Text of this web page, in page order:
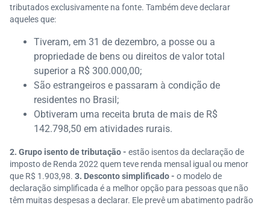
tributados exclusivamente na fonte. Também deve declarar
aqueles que:
Tiveram, em 31 de dezembro, a posse ou a
propriedade de bens ou direitos de valor total
superior a R$ 300.000,00;
São estrangeiros e passaram à condição de
residentes no Brasil;
Obtiveram uma receita bruta de mais de R$
142.798,50 em atividades rurais.
2. Grupo isento de tributação - estão isentos da declaração de
imposto de Renda 2022 quem teve renda mensal igual ou menor
que R$ 1.903,98. 3. Desconto simplificado - o modelo de
declaração simplificada é a melhor opção para pessoas que não
têm muitas despesas a declarar. Ele prevê um abatimento padrão